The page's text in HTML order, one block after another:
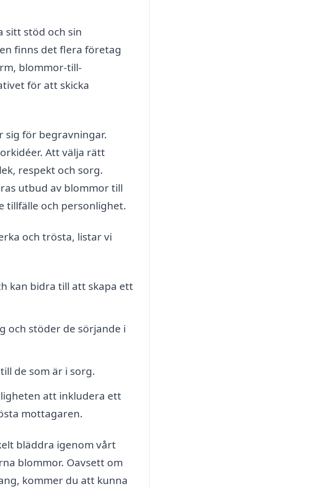
sitt stöd och sin
finns det flera företag
blommor-till-
för att skicka
sig för begravningar.
Att välja rätt
respekt och sorg.
utbud av blommor till
tillfälle och personlighet.
och trösta, listar vi
kan bidra till att skapa ett
och stöder de sörjande i
de som är i sorg.
att inkludera ett
mottagaren.
bläddra igenom vårt
blommor. Oavsett om
kommer du att kunna